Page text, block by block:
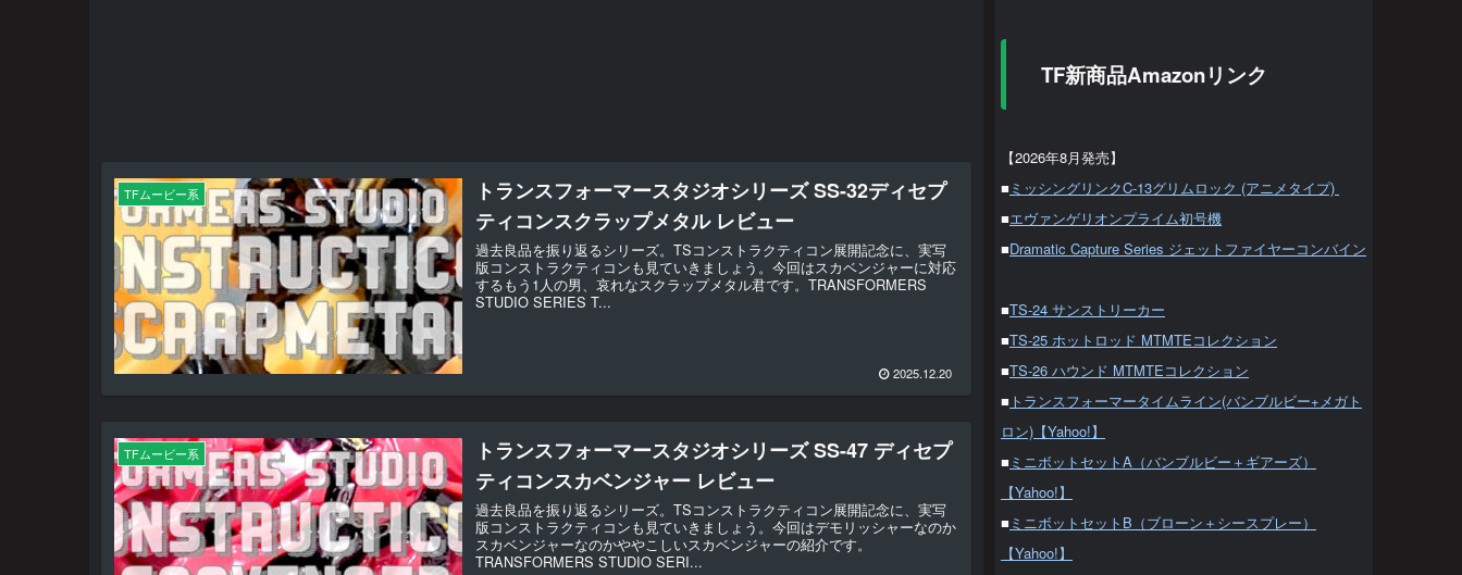
TFムービー系
トランスフォーマースタジオシリーズ SS-32ディセプ
ティコンスクラップメタル レビュー
過去良品を振り返るシリーズ。TSコンストラクティコン展開記念に、実写
版コンストラクティコンも見ていきましょう。今回はスカベンジャーに対応
するもう1人の男、哀れなスクラップメタル君です。TRANSFORMERS
STUDIO SERIES T...
2025.12.20
TFムービー系
トランスフォーマースタジオシリーズ SS-47 ディセプ
ティコンスカベンジャー レビュー
過去良品を振り返るシリーズ。TSコンストラクティコン展開記念に、実写
版コンストラクティコンも見ていきましょう。今回はデモリッシャーなのか
スカベンジャーなのかややこしいスカベンジャーの紹介です。
TRANSFORMERS STUDIO SERI...
TF新商品Amazonリンク
【2026年8月発売】
■ ミッシングリンクC-13グリムロック (アニメタイプ)
■エヴァンゲリオンプライム初号機
■Dramatic Capture Series ジェットファイヤーコンバイン
■TS-24 サンストリーカー
■TS-25 ホットロッド MTMTEコレクション
■TS-26 ハウンド MTMTEコレクション
■ トランスフォーマータイムライン(バンブルビー+メガト
ロン)【Yahoo!】
■ ミニボットセットA（バンブルビー＋ギアーズ）
【Yahoo!】
■ ミニボットセットB（ブローン＋シースプレー）
【Yahoo!】